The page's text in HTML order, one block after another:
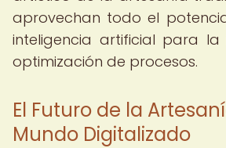
aprovechan todo el
inteligencia artificial para la
optimización de procesos.
El Futuro de la
Mundo Digitalizado